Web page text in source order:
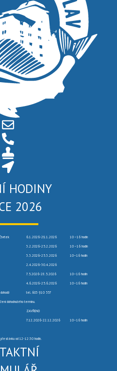
HODINY
2026
6.1.2026-29.1.2026 10 –16 hodin
3.2.2026-25.2.2026 10 –16 hodin
3.3.2026-25.3.2026 10–16 hodin
2.4.2026-30.4.2026
7.5.2026-28.5.2026 10–16 hodin
4.6.2026-25.6.2026 10–16 hodin
tel. 603 910 557
dohodnutého termínu.
ZAVŘENO
7.12.2026-22.12.2026 10–16 hodin
od 12-12:30 hodin.